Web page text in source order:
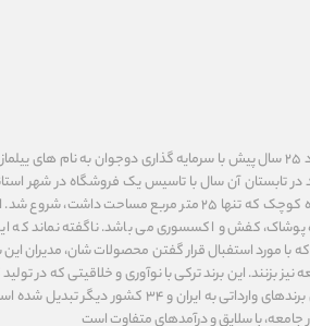
برند کوتون در سال ۱۹۹۸، یعنی حدود ۲۵ سال پیش با سرمایه گذاری دوجوان
در تابستان آن سال با تاسیس یک فروشگاه در شهر
باشد که کار این برند در یک فروشگاه کوچک که تنها ۲۵ متر مربع
پوشاک، کفش و اکسسوری می باشد. ناگفته نماند که
که با مورد استفبال قرار گفتن محصولات شان، مدیران
نیز بزنند. این برند ترکی با نوآوری ‌و خلاقیتی که در
خرج می‌دهد به یکی از محبوب‌ترین برندهای وارداتی
با سلایق و درآمدهای متفاوت است